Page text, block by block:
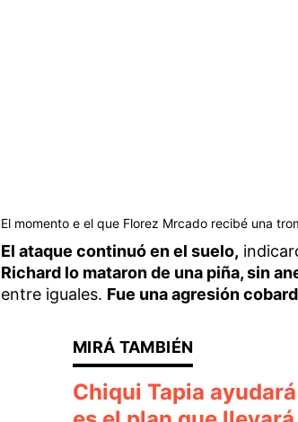
El momento e el que Florez Mrcado recibé una
El ataque continuó en el suelo,
Richard lo mataron de una piña, sin
entre iguales. Fue una agresión
Chiqui Tapia